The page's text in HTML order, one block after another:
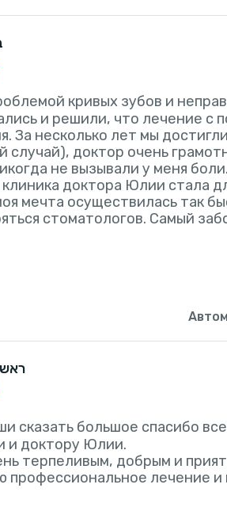
кривых зубов и
и решили, что лечение
За несколько лет мы
случай), доктор очень
не вызывали у меня боли.
доктора Юлии стала
мечта осуществилась так
стоматологов. Самый
,
сказать большое спасибо
и доктору Юлии.
терпеливым, добрым и
профессиональное лечение и